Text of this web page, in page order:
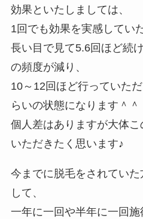
効果といたしましては、
1回でも効果を実感してい
長い目で見て5.6回ほど続
の頻度が減り、
10～12回ほど行っていた
らいの状態になります＾＾
個人差はありますが大体
いただきたく思います♪
今までに脱毛をされてい
して、
一年に一回や半年に一回